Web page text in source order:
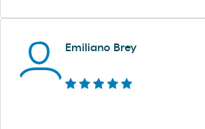
Emiliano Brey